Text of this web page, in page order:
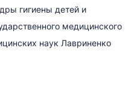
гигиены детей и
медицинского
наук Лавриненко